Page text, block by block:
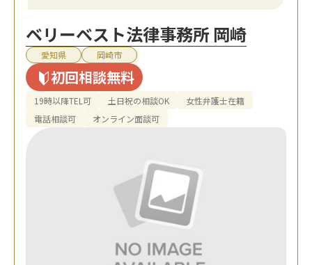
ベリーベスト法律事務所 岡崎
愛知県 岡崎市
初回相談無料
19時以降TEL可 土日祝の相談OK
女性弁護士在籍
電話相談可
オンライン面談可